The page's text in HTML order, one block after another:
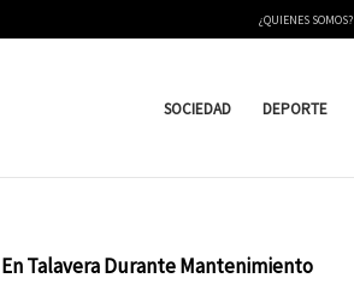
¿QUIENES SOMOS?
SOCIEDAD DEPORTE
Talavera Durante Mantenimiento